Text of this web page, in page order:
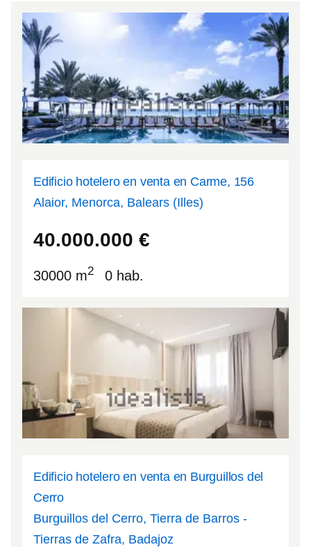
Edificio hotelero en venta en Carme, 156
Alaior, Menorca, Balears (Illes)
40.000.000 €
30000 m2 0 hab.
Edificio hotelero en venta en Burguillos del
Cerro
Burguillos del Cerro, Tierra de Barros -
Tierras de Zafra, Badajoz